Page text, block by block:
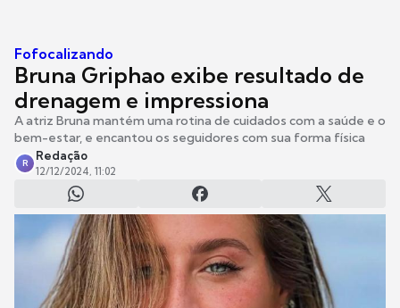
Fofocalizando
Bruna Griphao exibe resultado de
drenagem e impressiona
A atriz Bruna mantém uma rotina de cuidados com a saúde e o
bem-estar, e encantou os seguidores com sua forma física
R
Redação
12/12/2024, 11:02